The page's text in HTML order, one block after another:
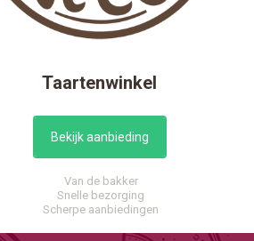
Taartenwinkel
Bekijk aanbieding
Van de bakker
Snelle bezorging
Scherpe aanbiedingen